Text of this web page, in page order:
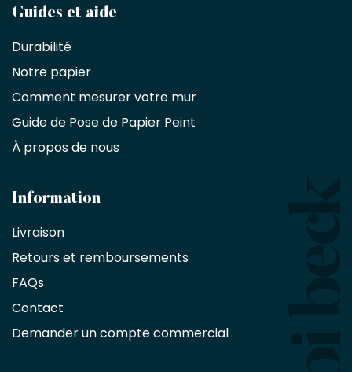
Devenez
partenaire
commercial
Décorateurs
d'intérieur,
designers
architectes
d'une
exclusive
de
%
sur
Guides et aide
Durabilité
Notre papier
Comment mesurer votre mur
Guide de Pose de Papier Peint
À propos de nous
Information
Livraison
Retours et remboursements
FAQs
Contact
Demander un compte commercial